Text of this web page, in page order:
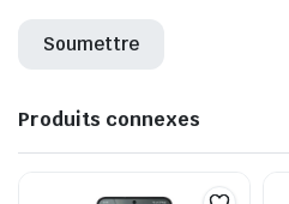
Produits connexes